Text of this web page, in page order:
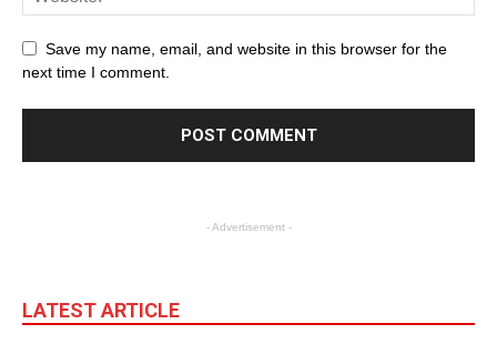
Save my name, email, and website in this browser for the
next time I comment.
- Advertisement -
LATEST ARTICLE